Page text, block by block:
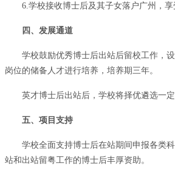
6.学校接收博士后及其子女落户广州，
四、发展通道
学校鼓励优秀博士后出站后留校工作，
岗位的储备人才进行培养，培养期三年。
英才博士后出站后，学校将择优遴选一
五、项目支持
学校全面支持博士后在站期间申报各类
站和出站留粤工作的博士后丰厚资助。